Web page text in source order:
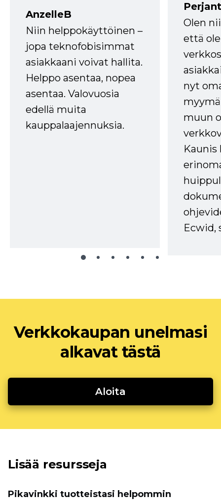
AnzelleB
Niin helppokäyttöinen –
jopa teknofobisimmat
asiakkaani voivat hallita.
Helppo asentaa, nopea
asentaa. Valovuosia
edellä muita
kauppalaajennuksia.
Olen
että
nyt
muun
Kaunis
Ecwid,
Verkkokaupan unelmasi
alkavat tästä
Aloita
Lisää resursseja
Pikavinkki tuotteistasi helpommin